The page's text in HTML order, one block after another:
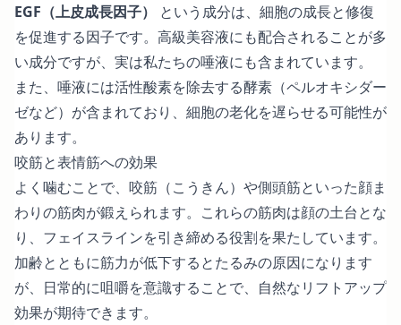
EGF（上皮成長因子）
という成分は、細胞の成長と修復
を促進する因子です。高級美容液にも配合されることが多
い成分ですが、実は私たちの唾液にも含まれています。
また、唾液には活性酸素を除去する酵素（ペルオキシダー
ゼなど）が含まれており、細胞の老化を遅らせる可能性が
あります。
咬筋と表情筋への効果
よく噛むことで、咬筋（こうきん）や側頭筋といった顔ま
わりの筋肉が鍛えられます。これらの筋肉は顔の土台とな
り、フェイスラインを引き締める役割を果たしています。
加齢とともに筋力が低下するとたるみの原因になります
が、日常的に咀嚼を意識することで、自然なリフトアップ
効果が期待できます。